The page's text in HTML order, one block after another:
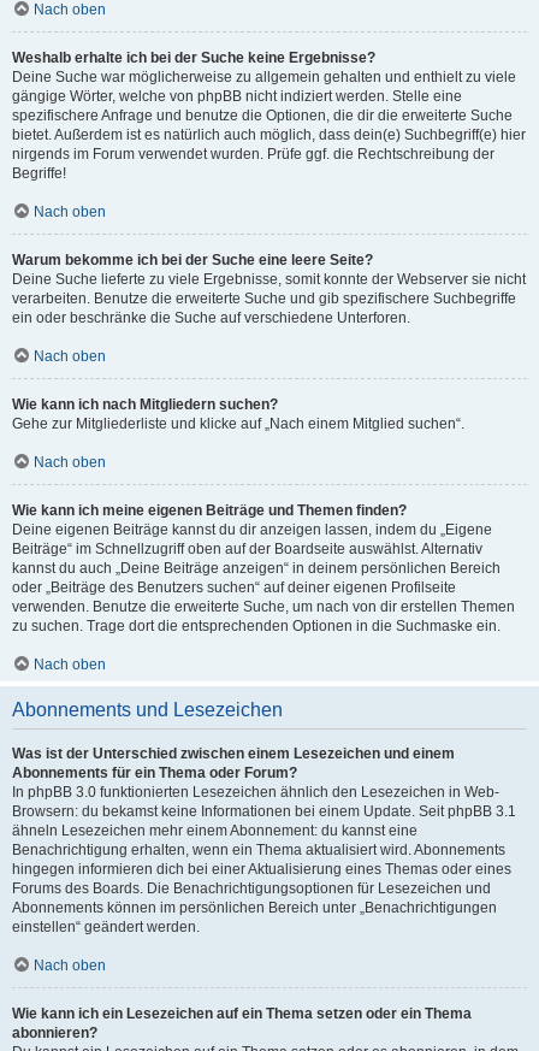
Nach oben
Weshalb erhalte ich bei der Suche keine Ergebnisse?
Deine Suche war möglicherweise zu allgemein gehalten und enthielt zu viele
gängige Wörter, welche von phpBB nicht indiziert werden. Stelle eine
spezifischere Anfrage und benutze die Optionen, die dir die erweiterte Suche
bietet. Außerdem ist es natürlich auch möglich, dass dein(e) Suchbegriff(e) hier
nirgends im Forum verwendet wurden. Prüfe ggf. die Rechtschreibung der
Begriffe!
Nach oben
Warum bekomme ich bei der Suche eine leere Seite?
Deine Suche lieferte zu viele Ergebnisse, somit konnte der Webserver sie nicht
verarbeiten. Benutze die erweiterte Suche und gib spezifischere Suchbegriffe
ein oder beschränke die Suche auf verschiedene Unterforen.
Nach oben
Wie kann ich nach Mitgliedern suchen?
Gehe zur Mitgliederliste und klicke auf „Nach einem Mitglied suchen“.
Nach oben
Wie kann ich meine eigenen Beiträge und Themen finden?
Deine eigenen Beiträge kannst du dir anzeigen lassen, indem du „Eigene
Beiträge“ im Schnellzugriff oben auf der Boardseite auswählst. Alternativ
kannst du auch „Deine Beiträge anzeigen“ in deinem persönlichen Bereich
oder „Beiträge des Benutzers suchen“ auf deiner eigenen Profilseite
verwenden. Benutze die erweiterte Suche, um nach von dir erstellen Themen
zu suchen. Trage dort die entsprechenden Optionen in die Suchmaske ein.
Nach oben
Abonnements und Lesezeichen
Was ist der Unterschied zwischen einem Lesezeichen und einem
Abonnements für ein Thema oder Forum?
In phpBB 3.0 funktionierten Lesezeichen ähnlich den Lesezeichen in Web-
Browsern: du bekamst keine Informationen bei einem Update. Seit phpBB 3.1
ähneln Lesezeichen mehr einem Abonnement: du kannst eine
Benachrichtigung erhalten, wenn ein Thema aktualisiert wird. Abonnements
hingegen informieren dich bei einer Aktualisierung eines Themas oder eines
Forums des Boards. Die Benachrichtigungsoptionen für Lesezeichen und
Abonnements können im persönlichen Bereich unter „Benachrichtigungen
einstellen“ geändert werden.
Nach oben
Wie kann ich ein Lesezeichen auf ein Thema setzen oder ein Thema
abonnieren?